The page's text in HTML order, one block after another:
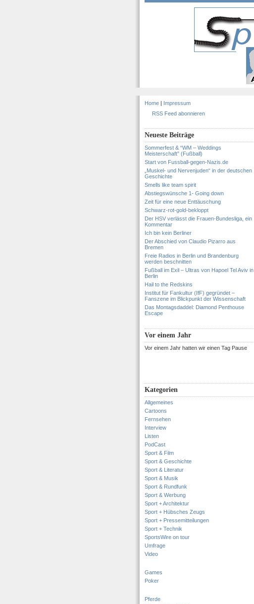
Home | Impressum
RSS Feed abonnieren
Neueste Beiträge
Sommerfest & “WM – Weddings
Meisterschaft” (Fußball)
Start von Fussball-gegen-Nazis.de
„Muskel- und Nervenjuden“ in der deutschen
Geschichte
Smells like team spirit
Abstiegswünsche 1- Going down
Zeit für eine neue Enttäuschung
Schwarz-rot-gold-bekloppt
Der HSV verlässt die Frauen-Bundesliga, ein
Kommentar
Ich bin kein Berliner
Der Abschied von Claudio Pizarro aus
Bremen
Freie Radios in Berlin und Brandenburg
werden beschnitten
Fußball im Exil – Ultras von Hapoel Tel Aviv in
Berlin
Hail to the Redskins
Institut für Fankultur (IfF) gegründet –
Fanszene im Blickpunkt der Wissenschaft
Das Montagsdaddel: Diamond Penthouse
Escape
Vor einem Jahr
Vor einem Jahr hatten wir einen Tag Pause
Kategorien
Allgemeines
Cartoons
Fernsehen
Interview
Listen
PodCast
Sport & Film
Sport & Geschichte
Sport & Literatur
Sport & Musik
Sport & Rundfunk
Sport & Werbung
Sport + Architektur
Sport + Hübsches Zeugs
Sport + Pressemitteilungen
Sport + Technik
SportsWire on tour
Umfrage
Video
Games
Poker
Pferde